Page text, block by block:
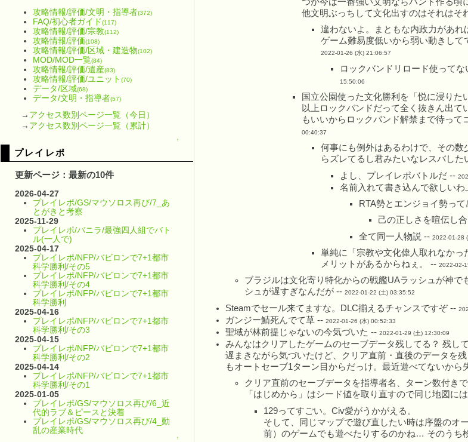
攻略情報/評価/文明・指導者(372)
FAQ/初心者ガイド(117)
攻略情報/評価/宗教(112)
攻略情報/評価(108)
攻略情報/評価/区域・建造物(102)
MOD/MOD一覧(84)
攻略情報/評価/遺産(83)
攻略情報/評価/ユニット (70)
データ/区域(68)
データ/文明・指導者(57)
→ アクセス数別ページ一覧（今日）
→ アクセス数別ページ一覧（累計）
↑
プレイレポ
更新ページ：最新の10件
2026-04-27
プレイレポ/GS/マウソロス再び/7_あ
とがきと考察
2025-11-29
プレイレポ/バニラ/最強四人組でバト
ル(一人で)
2025-04-17
プレイレポ/NFP/バビロンで7+1都市
科学勝利/その5
プレイレポ/NFP/バビロンで7+1都市
科学勝利/その4
プレイレポ/NFP/バビロンで7+1都市
科学勝利
2025-04-16
プレイレポ/NFP/バビロンで7+1都市
科学勝利/その3
2025-04-15
プレイレポ/NFP/バビロンで7+1都市
科学勝利/その2
2025-04-14
プレイレポ/NFP/バビロンで7+1都市
科学勝利/その1
2025-01-05
プレイレポ/GS/マウソロス再び/6_近
代的ラブ＆ピースと決着
プレイレポ/GS/マウソロス再び/4_動
乱の産業時代
↑
他文明ぶっちして文化出すのはそれはそ
違わないよ。まともな内政力があ
ゲーム難易度低いから弱い動きし
2022-01-26 (水) 21:06:57
ロックバンドリロード使って
15:50:06
国立公園使った文化勝利を「悦に浸り
以上ロックバンドだって全く抜きん出
もいいからロックバンド解禁まで待っ
00:40:37
何事にも例外はあるわけで、その
らズレてるし君みたいなレスバし
よし、プレイレポバトルだ --
名前入れて書き込んで欲しい
RTA勢とエンジョイ勢っ
己の正しさを喧伝し
全て同一人物説 -- 2022-01-28
単純に「宗教や文化偉人取れなか
メリットがあるからねぇ。 -- 2022-02-
ブラジルは文化寄り特化からの戦艦UAラッシュが神
シュが遅すぎなんだが -- 2022-01-22 (土) 03:35:52
Steamでセール来てますな。DLC揃えるチャンスですぞ --
ガンジー鯖死んでて草 -- 2022-01-26 (水) 00:52:33
聖域が林前提じゃないの今気づいた -- 2022-01-29 (土) 12:30:09
みんなはクリアしたゲームのセーブデータ残してる？ 残し
遅まきながら気づいたけど、クリア直前・直後のデータを
もオートセーブ1ターン目からだっけ。最近遊べてないから
クリア直前のセーブデータを指導者名、ターン数付き
「はじめから」はシード値を取り直すので同じ地図に
129ってすごい。Civ愛がうかがえる。
そして、同じマップで遊び直したい時は序盤のオ
前）のゲームでも遊べたりするのかね… そのうち